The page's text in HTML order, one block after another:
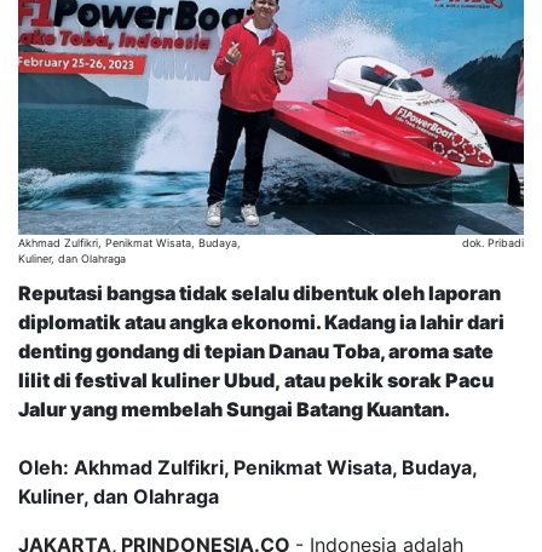
Akhmad Zulfikri, Penikmat Wisata, Budaya,
Kuliner, dan Olahraga
dok. Pribadi
Reputasi bangsa tidak selalu dibentuk oleh laporan
diplomatik atau angka ekonomi. Kadang ia lahir dari
denting gondang di tepian Danau Toba, aroma sate
lilit di festival kuliner Ubud, atau pekik sorak Pacu
Jalur yang membelah Sungai Batang Kuantan.
Oleh: Akhmad Zulfikri, Penikmat Wisata, Budaya,
Kuliner, dan Olahraga
JAKARTA, PRINDONESIA.CO - Indonesia adalah